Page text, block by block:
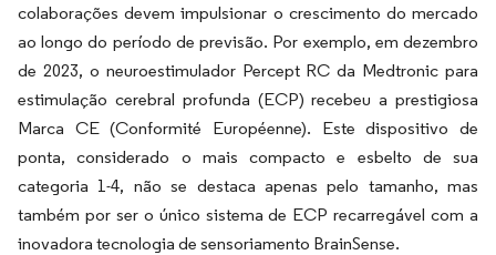
colaborações devem impulsionar o crescimento do mercado
ao longo do período de previsão. Por exemplo, em dezembro
de 2023, o neuroestimulador Percept RC da Medtronic para
estimulação cerebral profunda (ECP) recebeu a prestigiosa
Marca CE (Conformité Européenne). Este dispositivo de
ponta, considerado o mais compacto e esbelto de sua
categoria 1-4, não se destaca apenas pelo tamanho, mas
também por ser o único sistema de ECP recarregável com a
inovadora tecnologia de sensoriamento BrainSense.